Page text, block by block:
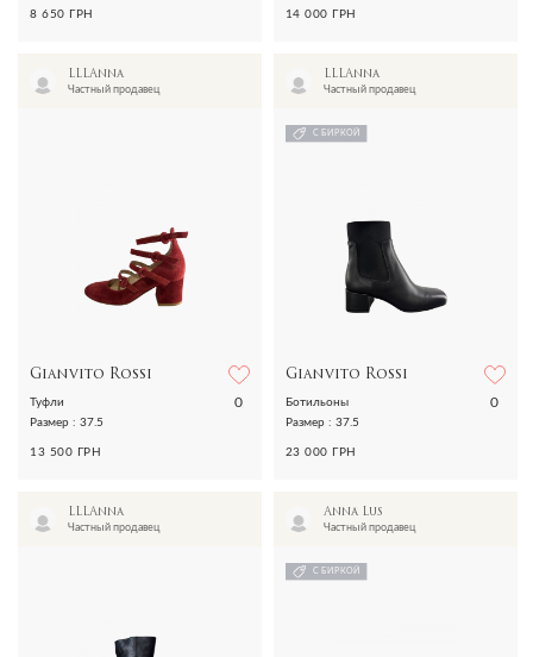
8 650 ГРН 14 000 ГРН
LLLAnna
Частный продавец
Gianvito Rossi
0
Туфли
Размер : 37.5
13 500 ГРН
LLLAnna
Частный продавец
С БИРКОЙ
Gianvito Rossi
0
Ботильоны
Размер : 37.5
23 000 ГРН
LLLAnna
Частный продавец
Anna Lus
Частный продавец
С БИРКОЙ